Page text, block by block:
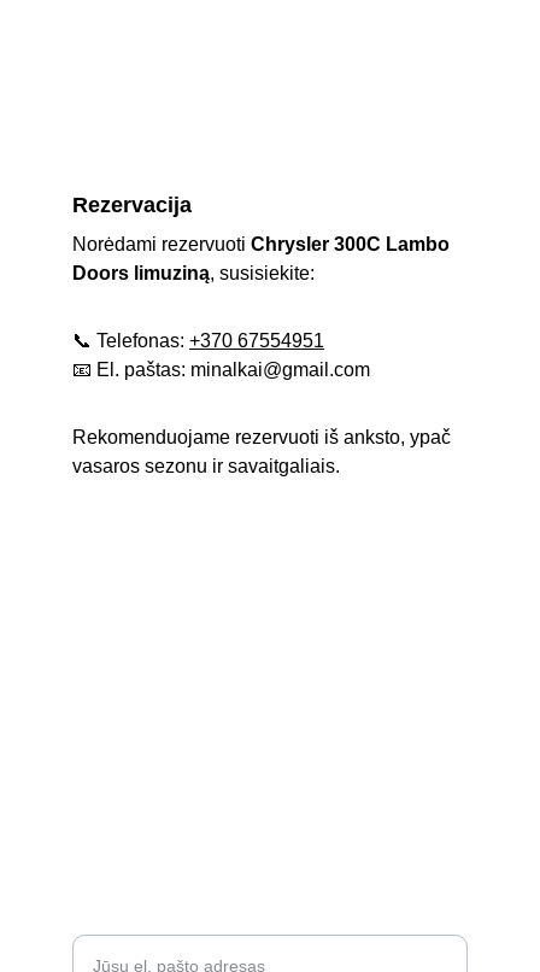
Rezervacija
Norėdami rezervuoti Chrysler 300C Lambo
Doors limuziną, susisiekite:
📞 Telefonas: +370 67554951
📧 El. paštas: minalkai@gmail.com
Rekomenduojame rezervuoti iš anksto, ypač
vasaros sezonu ir savaitgaliais.